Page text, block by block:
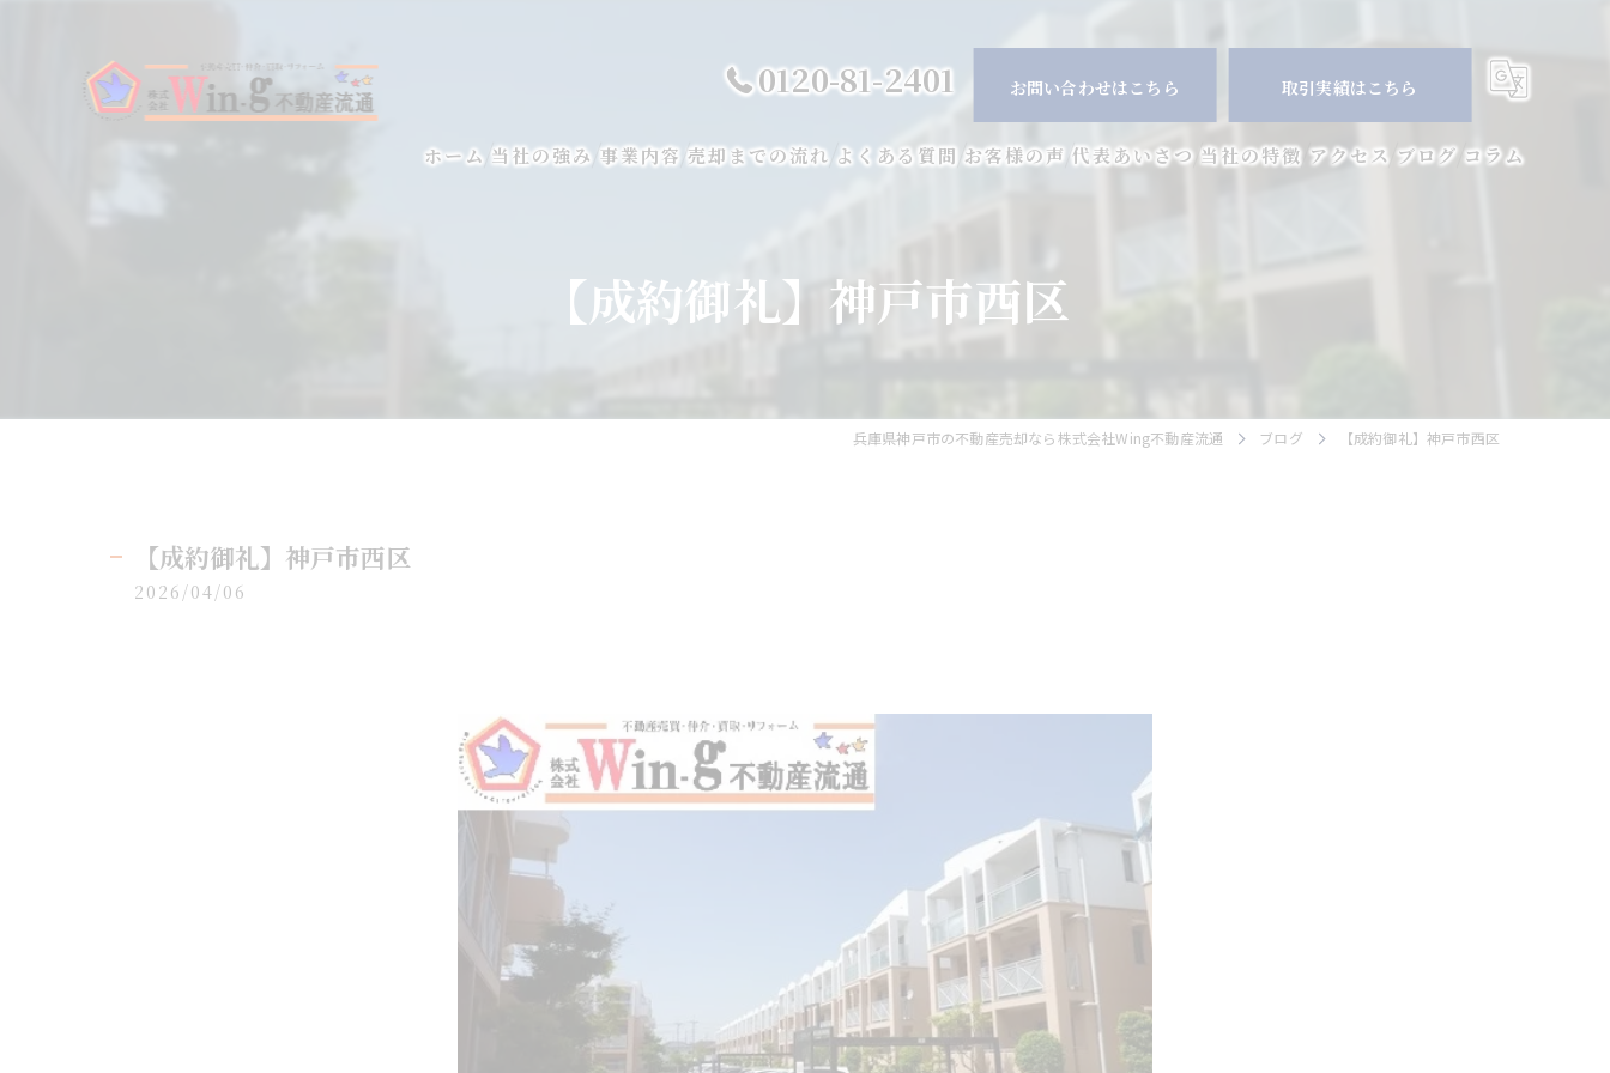
0120-81-2401 お問い合わせはこちら 取引実績はこちら
ホーム 当社の強み 事業内容 売却までの流れ よくある質問 お客様の声 代表あいさつ 当社の特徴 アクセス ブログ コラム
【成約御礼】神戸市西区
兵庫県神戸市の不動産売却なら株式会社Wing不動産流通 ブログ 【成約御礼】神戸市西区
【成約御礼】神戸市西区
2026/04/06